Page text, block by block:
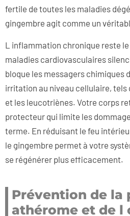
fertile de toutes les maladies
gingembre agit comme un
L inflammation chronique reste
maladies cardiovasculaires
bloque les messagers chimiques
irritation au niveau cellulaire, tels
et les leucotriènes. Votre corps
protecteur qui limite les
terme. En réduisant le feu
le gingembre permet à votre
se régénérer plus efficacement.
Prévention de la
athérome et de l